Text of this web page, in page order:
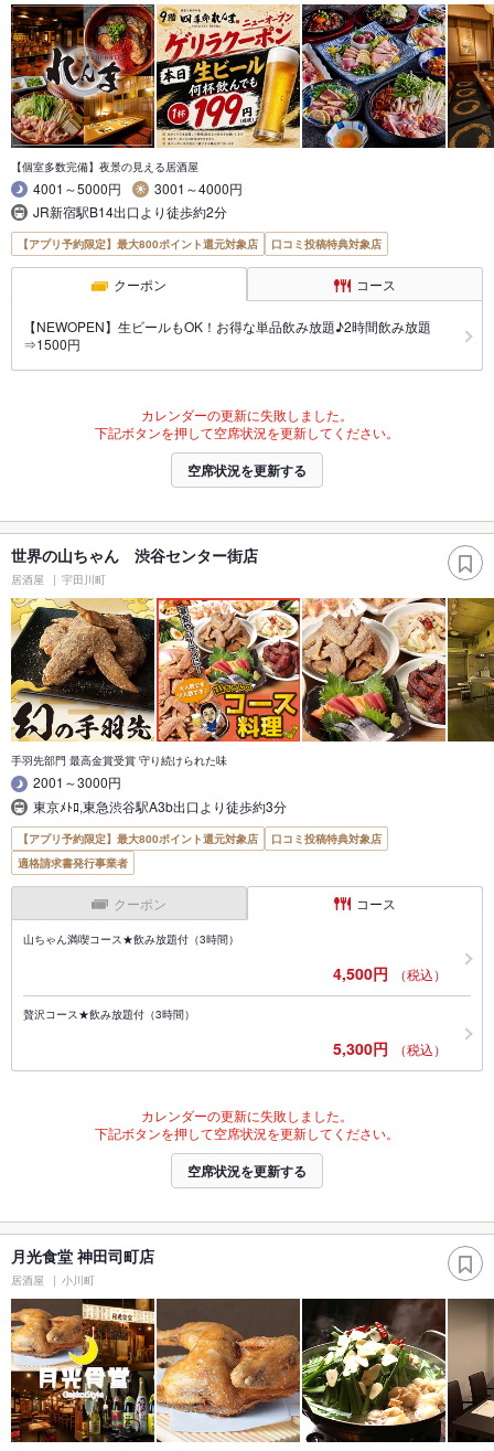
【個室多数完備】夜景の見える居酒屋
4001～5000円
3001～4000円
JR新宿駅B14出口より徒歩約2分
【アプリ予約限定】最大800ポイント還元対象店 口コミ投稿特典対象店
クーポン コース
【NEWOPEN】生ビールもOK！お得な単品飲み放題♪2時間飲み放題
⇒1500円
カレンダーの更新に失敗しました。
下記ボタンを押して空席状況を更新してください。
空席状況を更新する
世界の山ちゃん 渋谷センター街店
居酒屋 宇田川町
手羽先部門 最高金賞受賞 守り続けられた味
2001～3000円
東京ﾒﾄﾛ,東急渋谷駅A3b出口より徒歩約3分
【アプリ予約限定】最大800ポイント還元対象店
口コミ投稿特典対象店
適格請求書発行事業者
クーポン コース
山ちゃん満喫コース★飲み放題付（3時間）
4,500円 （税込）
贅沢コース★飲み放題付（3時間）
5,300円 （税込）
カレンダーの更新に失敗しました。
下記ボタンを押して空席状況を更新してください。
空席状況を更新する
月光食堂 神田司町店
居酒屋 小川町